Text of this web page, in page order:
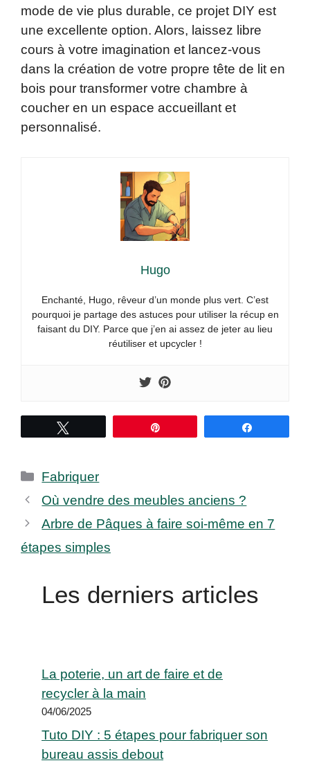
mode de vie plus durable, ce projet DIY est
une excellente option. Alors, laissez libre
cours à votre imagination et lancez-vous
dans la création de votre propre tête de lit en
bois pour transformer votre chambre à
coucher en un espace accueillant et
personnalisé.
Hugo
Enchanté, Hugo, rêveur d’un monde plus vert. C’est
pourquoi je partage des astuces pour utiliser la récup en
faisant du DIY. Parce que j’en ai assez de jeter au lieu
réutiliser et upcycler !
Catégories
Fabriquer
Où vendre des meubles anciens ?
Arbre de Pâques à faire soi-même en 7
étapes simples
Les derniers articles
La poterie, un art de faire et de
recycler à la main
04/06/2025
Tuto DIY : 5 étapes pour fabriquer son
bureau assis debout